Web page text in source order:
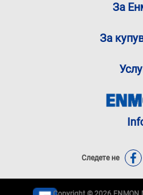
За
За
Следете не